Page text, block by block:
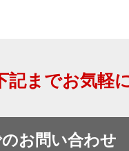
記までお気軽
お問い合わせ